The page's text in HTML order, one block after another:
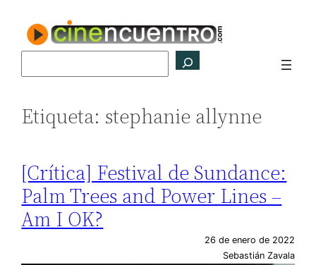
contenido
Etiqueta: stephanie allynne
[Crítica] Festival de Sundance:
Palm Trees and Power Lines –
Am I OK?
26 de enero de 2022
Sebastián Zavala